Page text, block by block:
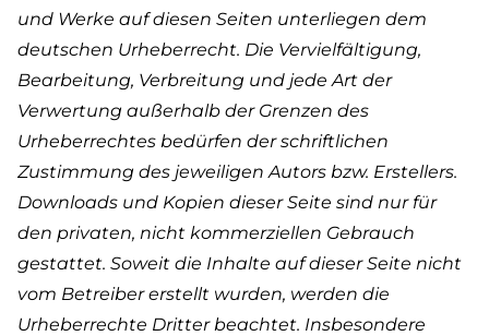
und Werke auf diesen Seiten unterliegen dem
deutschen Urheberrecht. Die Vervielfältigung,
Bearbeitung, Verbreitung und jede Art der
Verwertung außerhalb der Grenzen des
Urheberrechtes bedürfen der schriftlichen
Zustimmung des jeweiligen Autors bzw. Erstellers.
Downloads und Kopien dieser Seite sind nur für
den privaten, nicht kommerziellen Gebrauch
gestattet. Soweit die Inhalte auf dieser Seite nicht
vom Betreiber erstellt wurden, werden die
Urheberrechte Dritter beachtet. Insbesondere